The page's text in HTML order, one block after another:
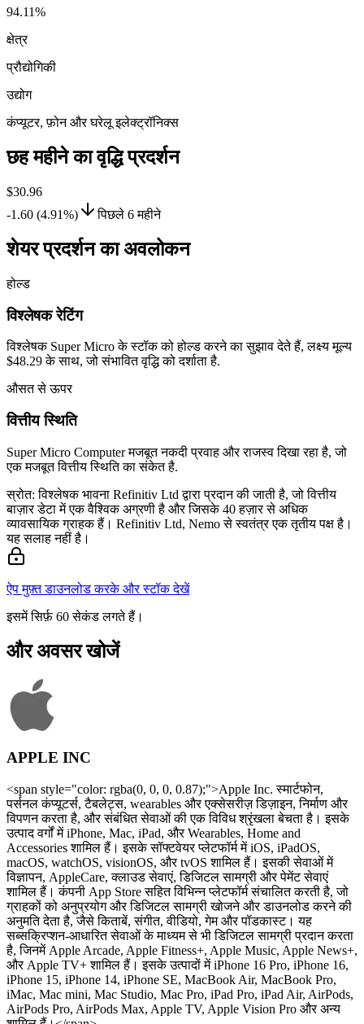
94.11%
क्षेत्र
प्रौद्योगिकी
उद्योग
कंप्यूटर, फ़ोन और घरेलू इलेक्ट्रॉनिक्स
छह महीने का वृद्धि प्रदर्शन
$30.96
-1.60 (4.91%)
पिछले 6 महीने
शेयर प्रदर्शन का अवलोकन
होल्ड
विश्लेषक रेटिंग
विश्लेषक Super Micro के स्टॉक को होल्ड करने का सुझाव देते हैं, लक्ष्य मूल्य
$48.29 के साथ, जो संभावित वृद्धि को दर्शाता है.
औसत से ऊपर
वित्तीय स्थिति
Super Micro Computer मजबूत नकदी प्रवाह और राजस्व दिखा रहा है, जो
एक मजबूत वित्तीय स्थिति का संकेत है.
स्रोत: विश्लेषक भावना Refinitiv Ltd द्वारा प्रदान की जाती है, जो वित्तीय
बाज़ार डेटा में एक वैश्विक अग्रणी है और जिसके 40 हज़ार से अधिक
व्यावसायिक ग्राहक हैं। Refinitiv Ltd, Nemo से स्वतंत्र एक तृतीय पक्ष है।
यह सलाह नहीं है।
ऐप मुफ़्त डाउनलोड करके और स्टॉक देखें
इसमें सिर्फ़ 60 सेकंड लगते हैं।
और अवसर खोजें
APPLE INC
<span style="color: rgba(0, 0, 0, 0.87);">Apple Inc. स्मार्टफोन,
पर्सनल कंप्यूटर्स, टैबलेट्स, wearables और एक्सेसरीज़ डिज़ाइन, निर्माण और
विपणन करता है, और संबंधित सेवाओं की एक विविध श्रृंखला बेचता है। इसके
उत्पाद वर्गों में iPhone, Mac, iPad, और Wearables, Home and
Accessories शामिल हैं। इसके सॉफ्टवेयर प्लेटफॉर्म में iOS, iPadOS,
macOS, watchOS, visionOS, और tvOS शामिल हैं। इसकी सेवाओं में
विज्ञापन, AppleCare, क्लाउड सेवाएं, डिजिटल सामग्री और पेमेंट सेवाएं
शामिल हैं। कंपनी App Store सहित विभिन्न प्लेटफॉर्म संचालित करती है, जो
ग्राहकों को अनुप्रयोग और डिजिटल सामग्री खोजने और डाउनलोड करने की
अनुमति देता है, जैसे किताबें, संगीत, वीडियो, गेम और पॉडकास्ट। यह
सब्सक्रिप्शन-आधारित सेवाओं के माध्यम से भी डिजिटल सामग्री प्रदान करता
है, जिनमें Apple Arcade, Apple Fitness+, Apple Music, Apple News+,
और Apple TV+ शामिल हैं। इसके उत्पादों में iPhone 16 Pro, iPhone 16,
iPhone 15, iPhone 14, iPhone SE, MacBook Air, MacBook Pro,
iMac, Mac mini, Mac Studio, Mac Pro, iPad Pro, iPad Air, AirPods,
AirPods Pro, AirPods Max, Apple TV, Apple Vision Pro और अन्य